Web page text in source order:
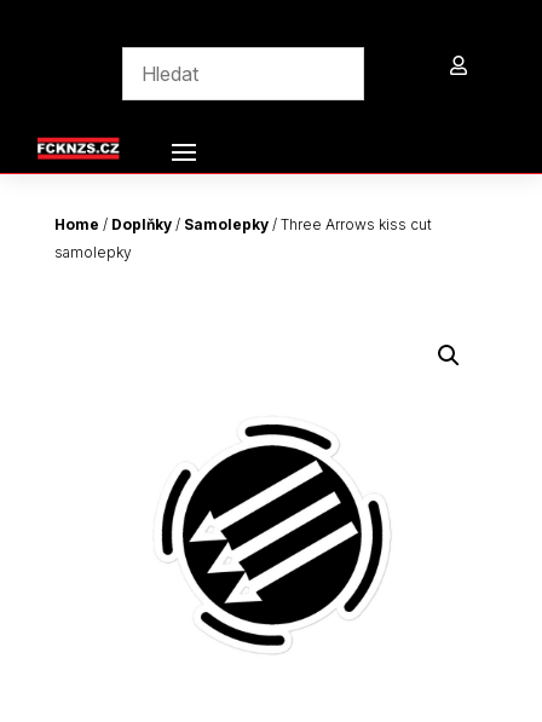

Home / Doplňky/ Samolepky/ Three Arrows kiss cut
samolepky